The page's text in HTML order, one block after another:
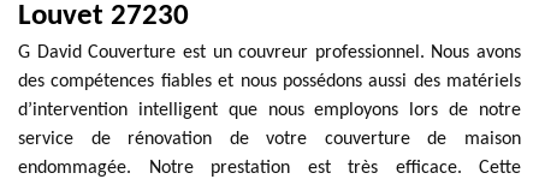
Louvet 27230
G David Couverture est un couvreur professionnel. Nous avons
des compétences fiables et nous possédons aussi des matériels
d’intervention intelligent que nous employons lors de notre
service de rénovation de votre couverture de maison
endommagée. Notre prestation est très efficace. Cette